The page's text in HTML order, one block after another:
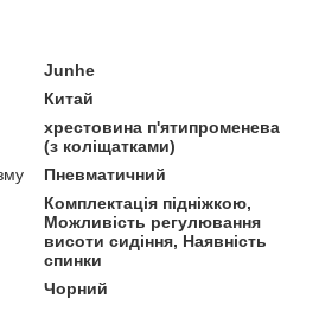
Junhe
Китай
хрестовина п'ятипроменева
(з коліщатками)
Пневматичний
Комплектація підніжкою,
Можливість регулювання
висоти сидіння, Наявність
спинки
Чорний